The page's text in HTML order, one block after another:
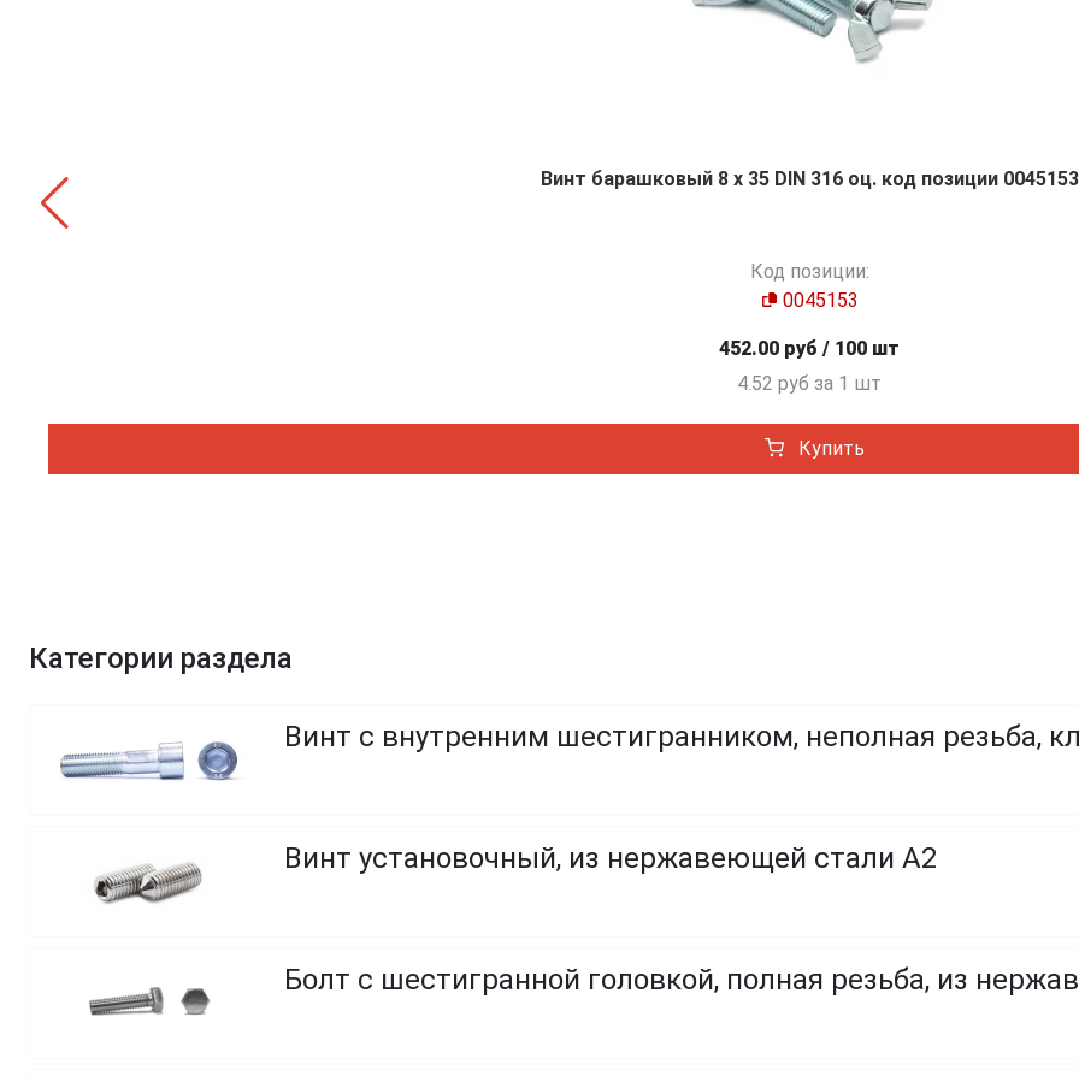
Винт барашковый 8 х 35 DIN 316 оц. код позиции 0045153
Код позиции:
0045153
452.00 руб / 100 шт
4.52 руб за 1 шт
Купить
Категории раздела
Винт с внутренним шестигранником, неполная резьба,
Винт установочный, из нержавеющей стали A2
Болт с шестигранной головкой, полная резьба, из